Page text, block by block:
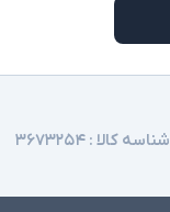
شناسه کالا :۳۶۷۳۲۵۴